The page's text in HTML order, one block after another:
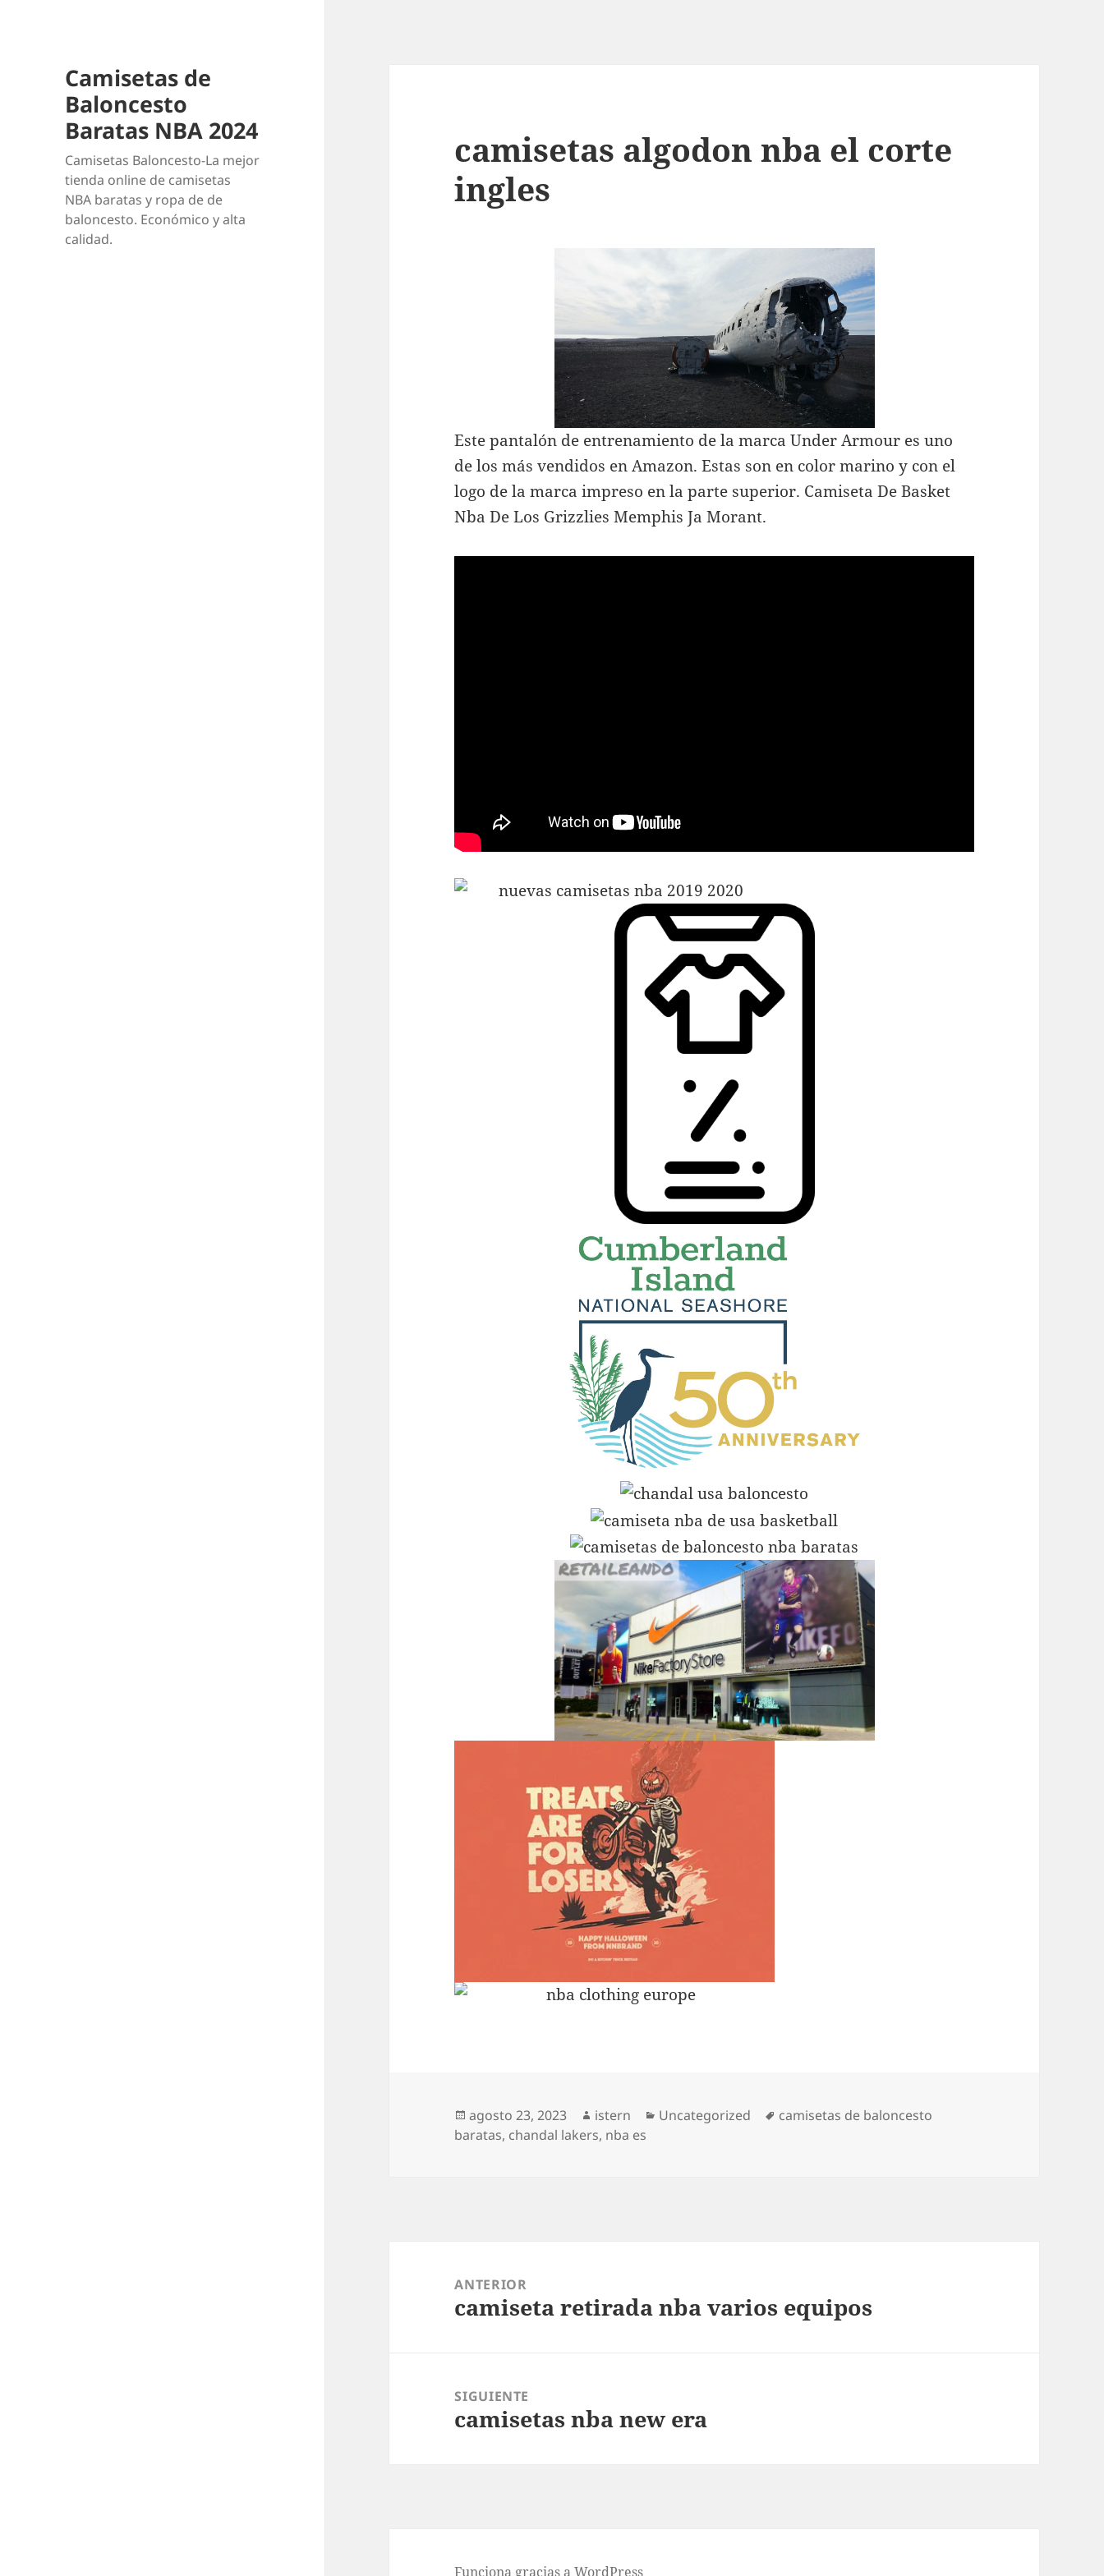
Camisetas de
Baloncesto
Baratas NBA 2024
Camisetas Baloncesto-La mejor
tienda online de camisetas
NBA baratas y ropa de de
baloncesto. Económico y alta
calidad.
camisetas algodon nba el corte
ingles
Este pantalón de entrenamiento de la marca Under Armour es uno
de los más vendidos en Amazon. Estas son en color marino y con el
logo de la marca impreso en la parte superior. Camiseta De Basket
Nba De Los Grizzlies Memphis Ja Morant.
Publicado
el
agosto 23, 2023 Autor
istern Categorías
Uncategorized Etiquetas
camisetas de baloncesto
baratas, chandal lakers, nba es
entradas
ANTERIOR
Entrada
camiseta retirada nba varios equipos
SIGUIENTE
Entrada
camisetas nba new era
Funciona gracias a WordPress